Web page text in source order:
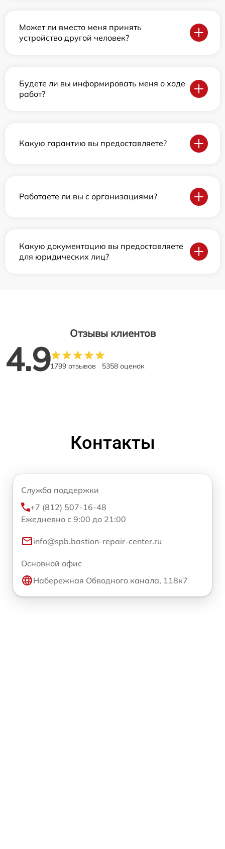
Может ли вместо меня принять
устройство другой человек?
Будете ли вы информировать меня о ходе
работ?
Какую гарантию вы предоставляете?
Работаете ли вы с организациями?
Какую документацию вы предоставляете
для юридических лиц?
Отзывы клиентов
4.91799 отзывов 5358 оценок
Контакты
Служба поддержки
+7 (812) 507-16-48
Ежедневно с 9:00 до 21:00
info@spb.bastion-repair-center.ru
Основной офис
Набережная Обводного канала, 118к7